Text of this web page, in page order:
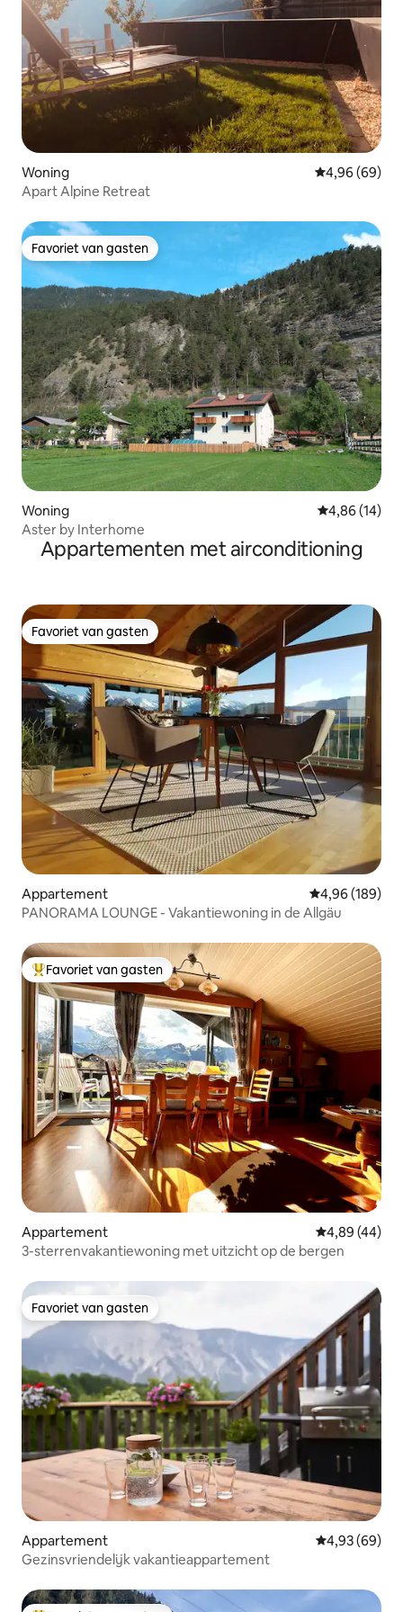
Woning Gemiddelde
4,96 (69)
Apart Alpine Retreat
Favoriet van gasten
Favoriet van gasten
Woning Gemiddelde
4,86 (14)
Aster by Interhome
Appartementen met airconditioning
Favoriet van gasten
Favoriet van gasten
Appartement Gemiddelde
4,96 (189)
PANORAMA LOUNGE - Vakantiewoning in de Allgäu
Topfavoriet van gasten
Favoriet van gasten
Appartement Gemiddelde
4,89 (44)
3-sterrenvakantiewoning met uitzicht op de bergen
Favoriet van gasten
Favoriet van gasten
Appartement Gemiddelde
4,93 (69)
Gezinsvriendelijk vakantieappartement